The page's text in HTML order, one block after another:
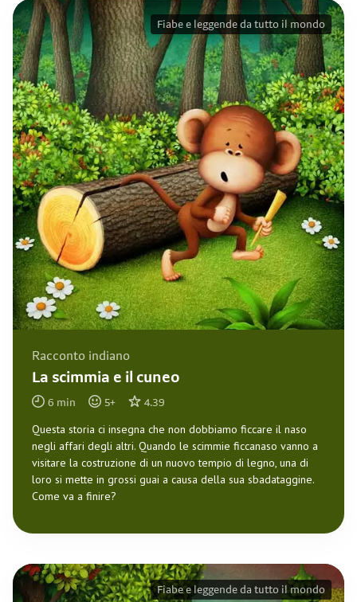
Racconto indiano
La scimmia e il cuneo
6 min 5+ 4.39
Questa storia ci insegna che non dobbiamo ficcare il naso
negli affari degli altri. Quando le scimmie ficcanaso vanno a
visitare la costruzione di un nuovo tempio di legno, una di
loro si mette in grossi guai a causa della sua sbadataggine.
Come va a finire?
Fiabe e leggende da tutto il mondo
Fiabe e leggende da tutto il mondo